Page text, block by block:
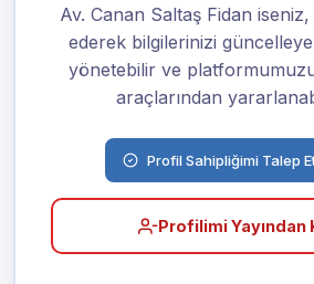
Av. Canan Saltaş Fidan
ederek bilgilerinizi
yönetebilir ve
araçlarından
Profil Sahipliğimi Talep
Profilimi Yayından